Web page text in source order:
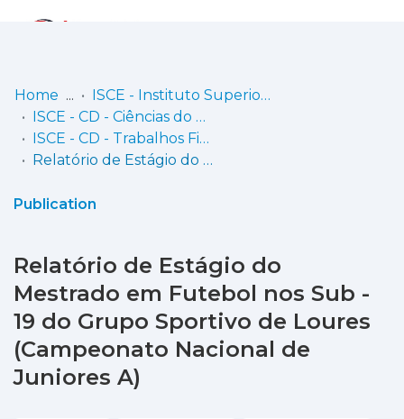
Communities
& Collections
Statistics
Home
ISCE - Instituto Superior de Ciências Educativas
ISCE - CD - Ciências do Desporto
ISCE - CD - Trabalhos Finais de Mestrado
Relatório de Estágio do Mestrado em Futebol nos Sub - 19 do Grupo Sportivo de Loures (Campeonato Nacional de Juniores A)
Publication
Relatório de Estágio do
Mestrado em Futebol nos Sub -
19 do Grupo Sportivo de Loures
(Campeonato Nacional de
Juniores A)